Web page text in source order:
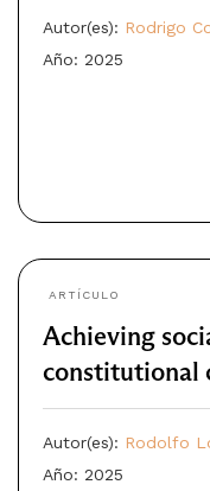
Autor(es): Rodrigo
Año: 2025
ARTÍCULO
Achieving
constitutional
Autor(es): Rodolfo
Año: 2025